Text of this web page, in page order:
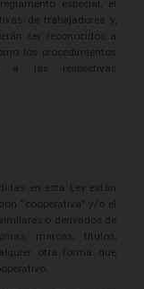
especial, el
de trabajadores y,
ser reconocidos a
los procedimientos
a las respectivas
en esta Ley están
“cooperativa” y/o el
o derivados de
marcas, títulos,
otra forma que